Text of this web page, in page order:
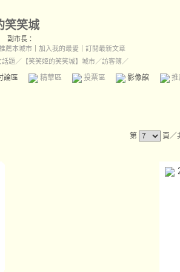
笑笑城
副市長：
薦本城市 加入我的最愛
訂閱最新文章
話題 ／ 【笑笑姬的笑笑城】城市／訪客簿／
論區 精華區 投票區 影像館
第 頁